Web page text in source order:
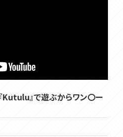
Kutulu』で遊ぶからワン〇ー